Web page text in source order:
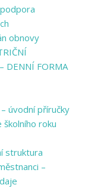
obnovy
DENNÍ FORMA
úvodní příručky
školního roku
struktura
–